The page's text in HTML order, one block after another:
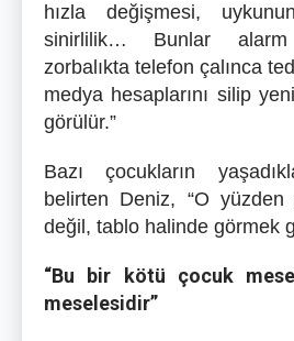
hızla değişmesi,
sinirlilik… Bunlar
zorbalıkta telefon çalınca
medya hesaplarını silip
görülür.”
Bazı çocukların
belirten Deniz, “O
değil, tablo halinde görmek
“Bu bir kötü çocuk
meselesidir”